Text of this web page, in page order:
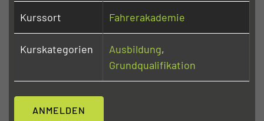
Kurssort Fahrerakademie
Kurskategorien Ausbildung,
Grundqualifikation
ANMELDEN